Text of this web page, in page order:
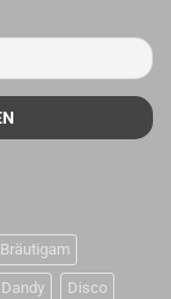
Bräutigam
Dandy Disco